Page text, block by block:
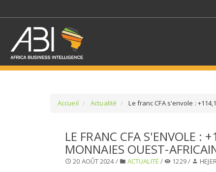
SELECTIONNEZ UNE
Accueil Actualité Le franc CFA s'envole :
LE FRANC CFA S'ENVOLE :
MONNAIES OUEST-
20 AOÛT 2024 / ACTUALITÉ / 1229 / HEJER